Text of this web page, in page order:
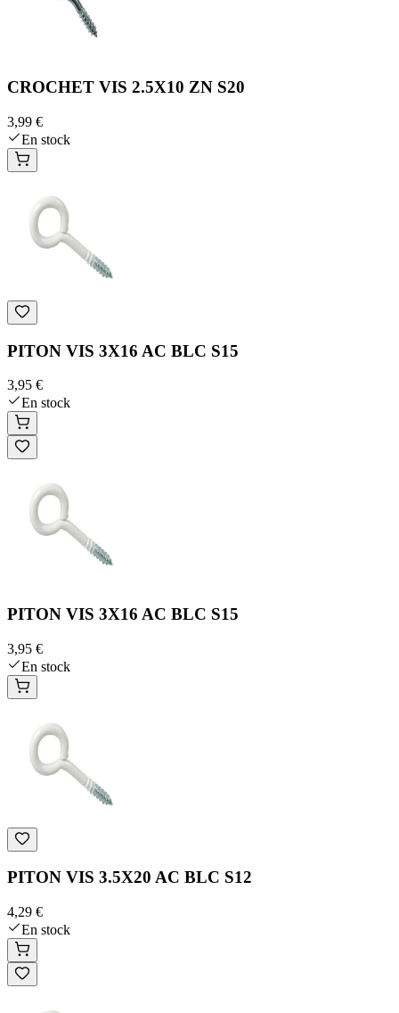
CROCHET VIS 2.5X10 ZN S20
3,99 €
En stock
PITON VIS 3X16 AC BLC S15
3,95 €
En stock
PITON VIS 3X16 AC BLC S15
3,95 €
En stock
PITON VIS 3.5X20 AC BLC S12
4,29 €
En stock